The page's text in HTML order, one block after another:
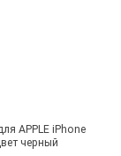
APPLE iPhone
черный